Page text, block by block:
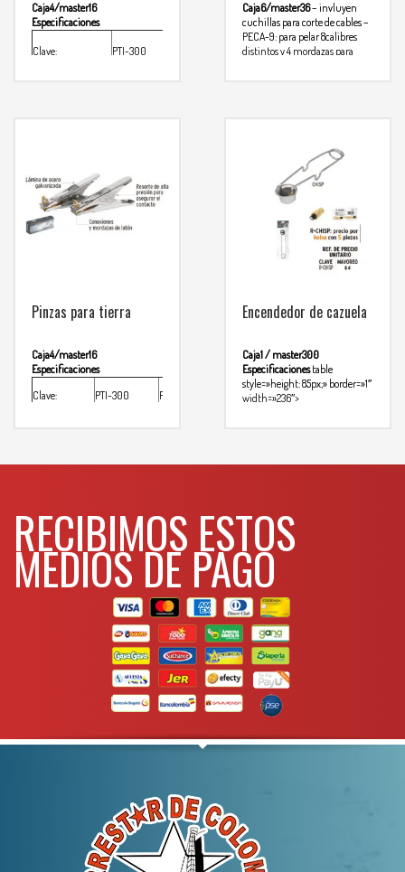
Caja4/master16
Especificaciones
Clave: PTI-300
Para mas info
comunicarse al
WHATSAPP3134392699
Caja6/master36– invluyen
cuchillas para corte de cables–
PECA-9: para pelar 8calibres
distintos y 4 mordazas para
WHATSAPP3134392699
Pinzas para tierra
Caja4/master16
Especificaciones
Clave:
PTI-300 PTI-500
Para mas info
WHATSAPP 3134392699
Encendedor de cazuela
Caja1 / master300
Especificaciones table
style=»height: 85px;» border=»1″
width=»236″>
Para mas info
WHATSAPP
RECIBIMOS ESTOS
MEDIOS DE PAGO